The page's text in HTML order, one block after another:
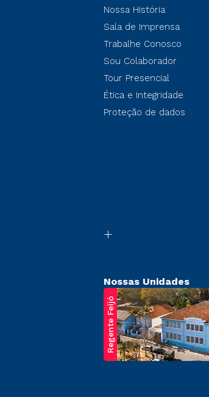
Nossa História
Sala de Imprensa
Trabalhe Conosco
Sou Colaborador
Tour Presencial
Ética e Integridade
Proteção de dados
Nossas Unidades
Regente Feijó